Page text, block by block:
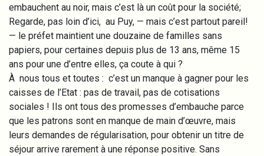
embauchent au noir, mais c’est là un coût pour la société;
Regarde, pas loin d’ici, au Puy, — mais c’est partout pareil!
— le préfet maintient une douzaine de familles sans
papiers, pour certaines depuis plus de 13 ans, même 15
ans pour une d’entre elles, ça coute à qui ?
À nous tous et toutes : c’est un manque à gagner pour les
caisses de l’Etat : pas de travail, pas de cotisations
sociales ! Ils ont tous des promesses d’embauche parce
que les patrons sont en manque de main d’œuvre, mais
leurs demandes de régularisation, pour obtenir un titre de
séjour arrive rarement à une réponse positive. Sans